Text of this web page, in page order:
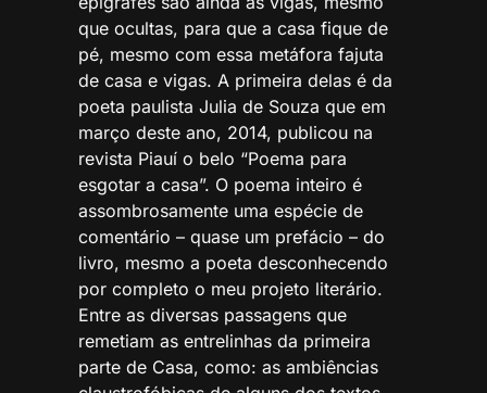
que ocultas, para que a casa fique de
pé, mesmo com essa metáfora fajuta
de casa e vigas. A primeira delas é da
poeta paulista Julia de Souza que em
março deste ano, 2014, publicou na
revista Piauí o belo “Poema para
esgotar a casa”. O poema inteiro é
assombrosamente uma espécie de
comentário – quase um prefácio – do
livro, mesmo a poeta desconhecendo
por completo o meu projeto literário.
Entre as diversas passagens que
remetiam as entrelinhas da primeira
parte de Casa, como: as ambiências